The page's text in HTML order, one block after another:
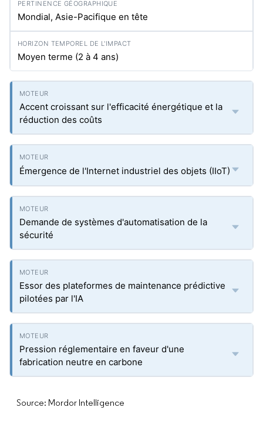
Mondial, Asie-Pacifique en tête
Moyen terme (2 à 4 ans)
Accent croissant sur l'efficacité énergétique et la
réduction des coûts
Émergence de l'Internet industriel des objets (IIoT)
Demande de systèmes d'automatisation de la
sécurité
Essor des plateformes de maintenance prédictive
pilotées par l'IA
Pression réglementaire en faveur d'une
fabrication neutre en carbone
Source: Mordor Intelligence